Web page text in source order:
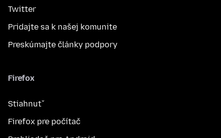
Twitter
Pridajte sa k našej komunite
Preskúmajte články podpory
Firefox
Stiahnuť
Firefox pre počítač